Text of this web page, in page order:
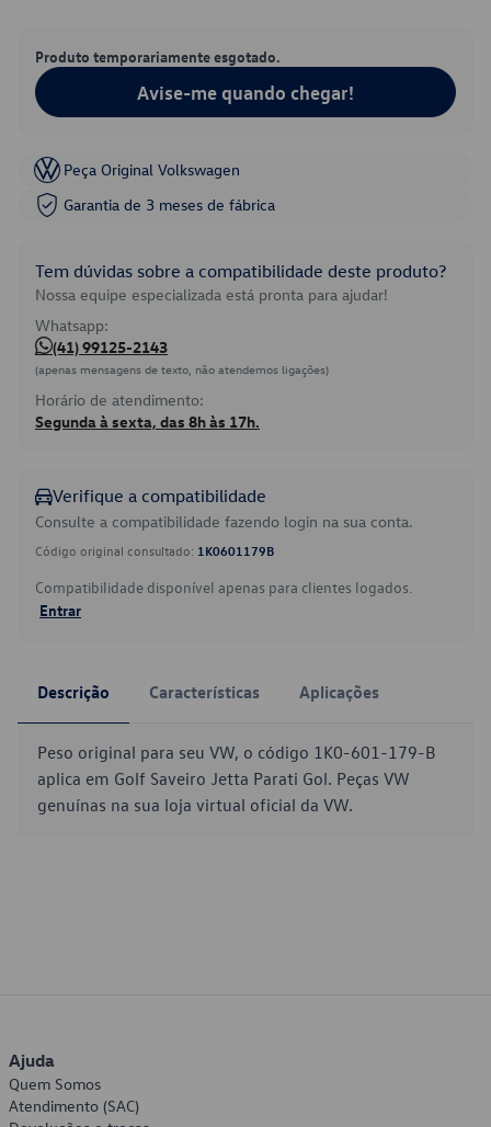
Produto temporariamente esgotado.
Avise-me quando chegar!
Peça Original Volkswagen
Garantia de 3 meses de fábrica
Tem dúvidas sobre a compatibilidade deste produto?
Nossa equipe especializada está pronta para ajudar!
Whatsapp:
(41) 99125-2143
(apenas mensagens de texto, não atendemos ligações)
Horário de atendimento:
Segunda à sexta, das 8h às 17h.
Verifique a compatibilidade
Consulte a compatibilidade fazendo login na sua conta.
Código original consultado: 1K0601179B
Compatibilidade disponível apenas para clientes logados.
Entrar
Descrição Características Aplicações
Peso original para seu VW, o código 1K0-601-179-B
aplica em Golf Saveiro Jetta Parati Gol. Peças VW
genuínas na sua loja virtual oficial da VW.
Ajuda
Quem Somos
Atendimento (SAC)